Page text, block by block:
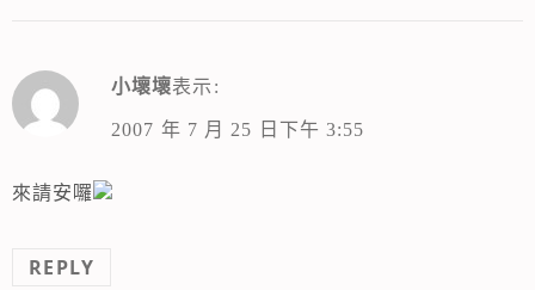
小壞壞表示:
2007 年 7 月 25 日下午 3:55
來請安囉
REPLY